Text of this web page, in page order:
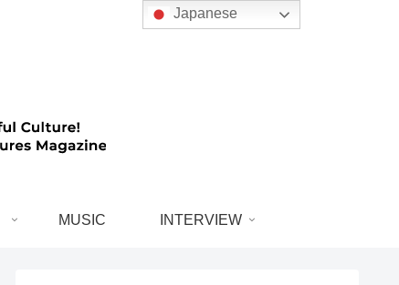
MUSIC INTERVIEW
Japanese